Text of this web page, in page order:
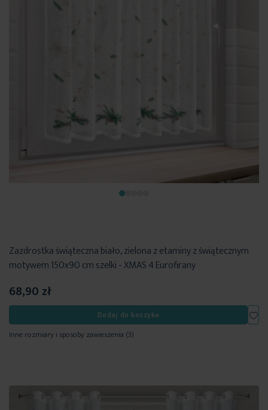
Zazdrostka świąteczna biało, zielona z etaminy z świątecznym
motywem 150x90 cm szelki - XMAS 4 Eurofirany
68,90 zł
Dodaj do koszyka
Inne rozmiary i sposoby zawieszenia (3)